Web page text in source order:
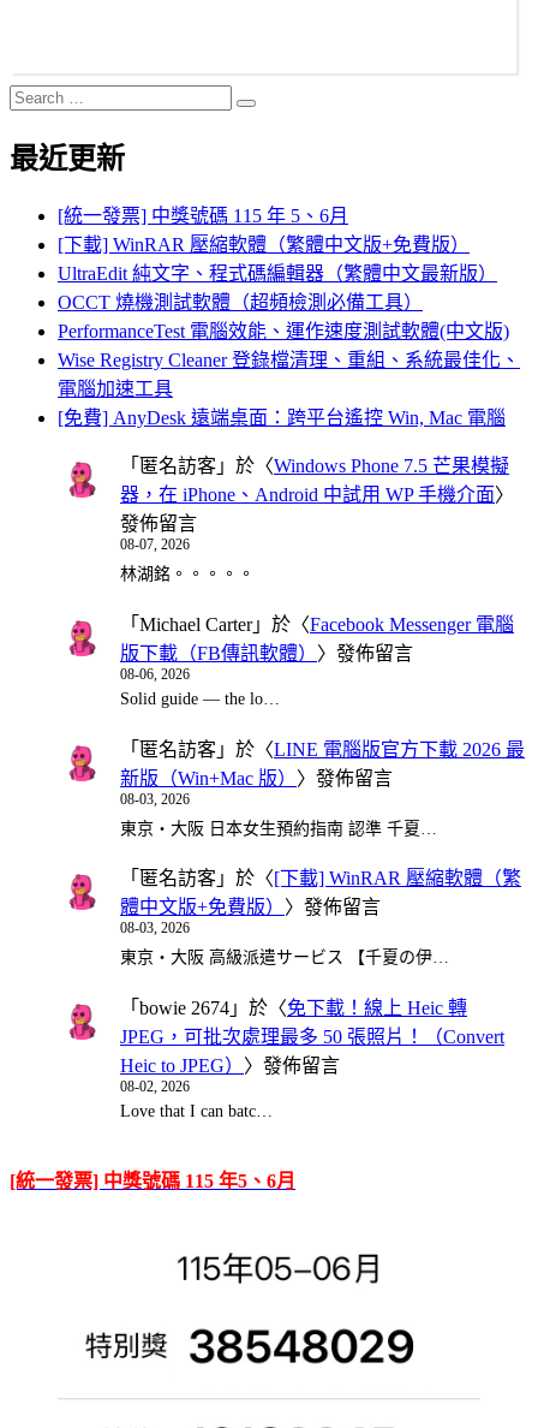
Search
for:
Search
最近更新
[統一發票] 中獎號碼 115 年 5、6月
[下載] WinRAR 壓縮軟體（繁體中文版+免費版）
UltraEdit 純文字、程式碼編輯器（繁體中文最新版）
OCCT 燒機測試軟體（超頻檢測必備工具）
PerformanceTest 電腦效能、運作速度測試軟體(中文版)
Wise Registry Cleaner 登錄檔清理、重組、系統最佳化、
電腦加速工具
[免費] AnyDesk 遠端桌面：跨平台遙控 Win, Mac 電腦
「 匿名訪客 」於〈Windows Phone 7.5 芒果模擬
器，在 iPhone、Android 中試用 WP 手機介面〉
發佈留言
08-07, 2026
林湖銘。。。。。
「 Michael Carter」於〈Facebook Messenger 電腦
版下載（FB傳訊軟體） 〉發佈留言
08-06, 2026
Solid guide — the lo…
「 匿名訪客 」於〈LINE 電腦版官方下載 2026 最
新版（Win+Mac 版） 〉發佈留言
08-03, 2026
東京・大阪 日本女生預約指南 認準 千夏…
「 匿名訪客 」於〈[下載] WinRAR 壓縮軟體（繁
體中文版+免費版） 〉發佈留言
08-03, 2026
東京・大阪 高級派遣サービス 【千夏の伊…
「 bowie 2674 」於〈免下載！線上 Heic 轉
JPEG，可批次處理最多 50 張照片！（Convert
Heic to JPEG） 〉發佈留言
08-02, 2026
Love that I can batc…
[統一發票] 中獎號碼 115 年5、6月